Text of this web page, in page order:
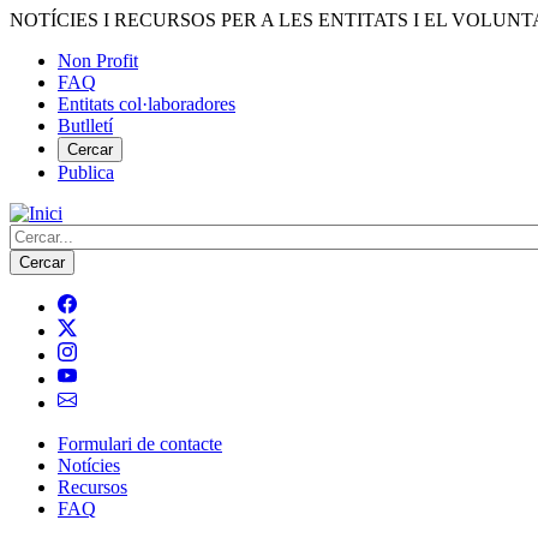
Vés
contingut
NOTÍCIES I RECURSOS PER A LES ENTITATS I EL
Menú
del
compte
d'usuari
Non Profit
FAQ
Entitats col·laboradores
Butlletí
Cercar
Publica
Cerca
Navegació
principal
Formulari de contacte
Notícies
Recursos
FAQ